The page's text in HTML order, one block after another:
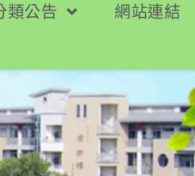
類公告
網站連結